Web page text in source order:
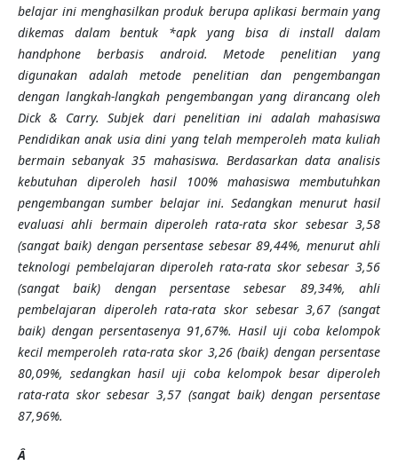
belajar ini menghasilkan produk berupa aplikasi bermain yang
dikemas dalam bentuk *apk yang bisa di install dalam
handphone berbasis android.
Metode penelitian yang
digunakan adalah metode penelitian dan pengembangan
dengan langkah-langkah pengembangan yang dirancang oleh
Dick & Carry. Subjek dari penelitian ini adalah mahasiswa
Pendidikan anak usia dini yang telah memperoleh mata kuliah
bermain sebanyak 35 mahasiswa. Berdasarkan data analisis
kebutuhan diperoleh hasil 100% mahasiswa membutuhkan
pengembangan sumber belajar ini. Sedangkan menurut hasil
evaluasi ahli bermain diperoleh rata-rata skor sebesar 3,58
(sangat baik) dengan persentase sebesar 89,44%, menurut ahli
teknologi pembelajaran diperoleh rata-rata skor sebesar 3,56
(sangat baik) dengan persentase sebesar 89,34%, ahli
pembelajaran diperoleh rata-rata skor sebesar 3,67 (sangat
baik) dengan persentasenya 91,67%. Hasil uji coba kelompok
kecil memperoleh rata-rata skor 3,26 (baik) dengan persentase
80,09%, sedangkan hasil uji coba kelompok besar diperoleh
rata-rata skor sebesar 3,57 (sangat baik) dengan persentase
87,96%.
Â